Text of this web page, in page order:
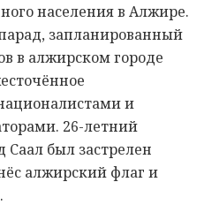
населения в Алжире.
запланированный
в алжирском городе
и
26-летний
был застрелен
алжирский флаг и